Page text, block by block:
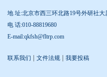
地 址:北京市西三环北路19号外研社大
电 话:010-88819680
E-mail:qkfsh@fltrp.com
联系我们 文件法规 我要投稿